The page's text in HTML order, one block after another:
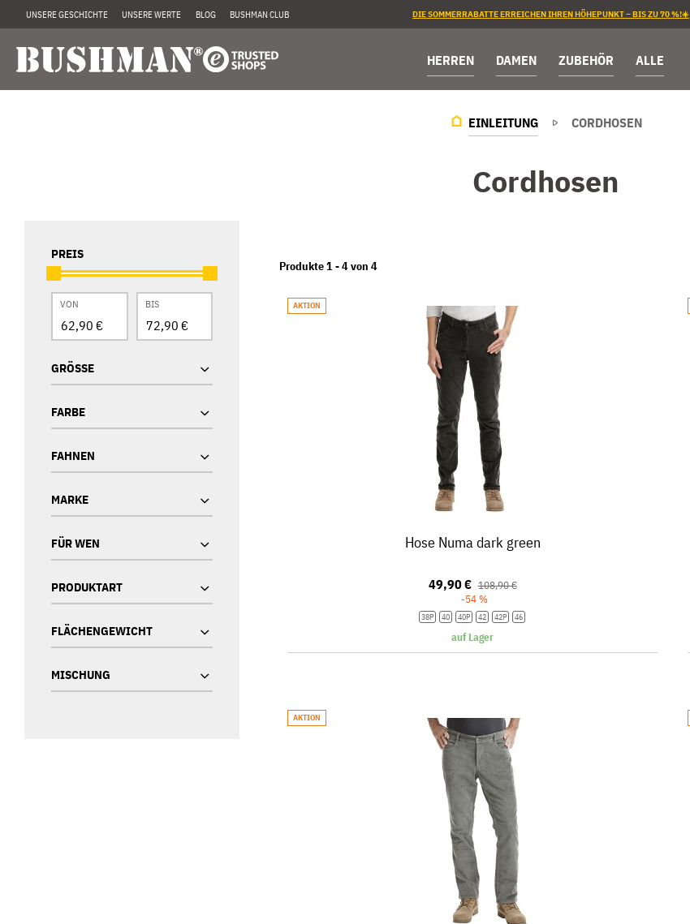
UNSERE GESCHICHTE UNSERE WERTE BLOG BUSHMAN CLUB DIE SOMMERRABATTE ERREICHEN IHREN HÖHEPUNKT – BIS ZU 70 %!☀️
HERREN DAMEN ZUBEHÖR ALLE
EINLEITUNG CORDHOSEN
Cordhosen
PREIS
VON BIS
GRÖSSE
FARBE
FAHNEN
MARKE
FÜR WEN
PRODUKTART
FLÄCHENGEWICHT
MISCHUNG
Produkte 1 -4von 4
AKTION
Hose Numa dark green
49,90 € 108,90 €
-54 %
38P 40 40P 42 42P 46
auf Lager
AKTION